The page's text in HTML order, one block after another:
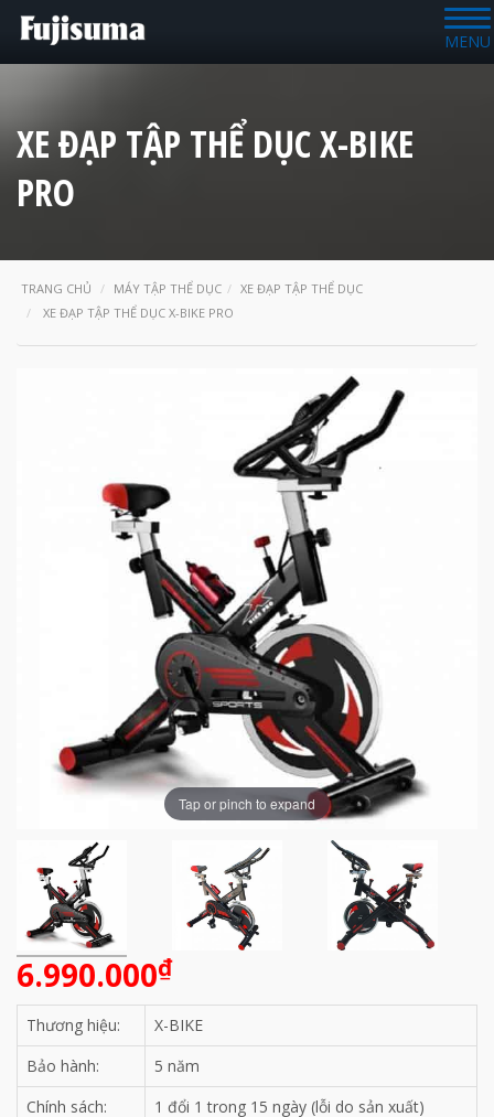
MENU
XE ĐẠP TẬP THỂ DỤC X-BIKE
PRO
TRANG CHỦ MÁY TẬP THỂ DỤC
XE ĐẠP TẬP THỂ DỤC
XE ĐẠP TẬP THỂ DỤC X-BIKE PRO
Tap or pinch to expand
6.990.000₫
Thương hiệu:
X-BIKE
Bảo hành:
5 năm
Chính sách:
1 đổi 1 trong 15 ngày (lỗi do sản xuất)